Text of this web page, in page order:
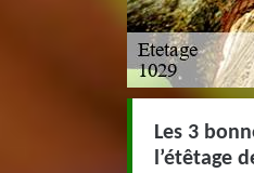
Les 3
l’étêtage